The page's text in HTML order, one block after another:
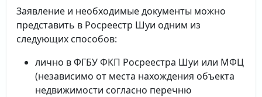
Заявление и необходимые документы можно
представить в Росреестр Шуи одним из
следующих способов:
лично в ФГБУ ФКП Росреестра Шуи или МФЦ
(независимо от места нахождения объекта
недвижимости согласно перечню